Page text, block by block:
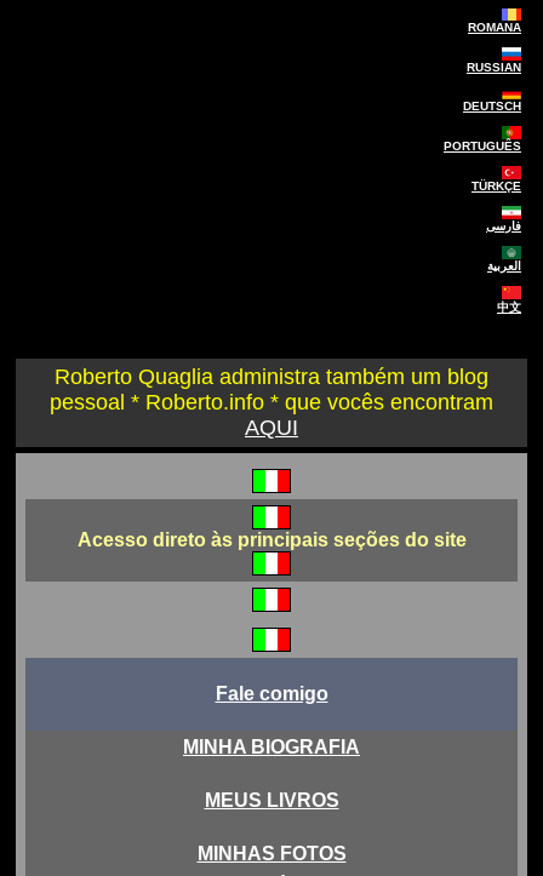
ROMANA
RUSSIAN
DEUTSCH
PORTUGUÊS
TÜRKÇE
فارسی
العربية
中文
Roberto Quaglia administra também um blog
pessoal * Roberto.info * que vocês encontram
AQUI
Acesso direto às principais seções do site
Fale comigo
MINHA BIOGRAFIA
MEUS LIVROS
MINHAS FOTOS